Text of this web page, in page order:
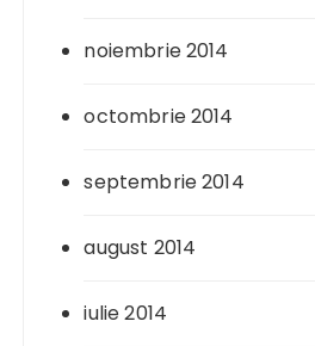
noiembrie 2014
octombrie 2014
septembrie 2014
august 2014
iulie 2014